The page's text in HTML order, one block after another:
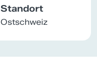
Standort
Ostschweiz